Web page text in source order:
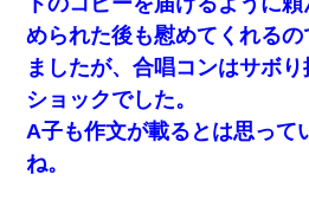
【悲報】お風呂で父親と姉が完全に行
男だけどリベンジポノレノの被害者に
せない
【衝撃】婚約者「兄と結婚はするけど
お互い干渉はしないようにしましょ
められた後も慰めてくれる
ましたが、合唱コンはサボ
ショックでした。
A子も作文が載るとは思って
ね。